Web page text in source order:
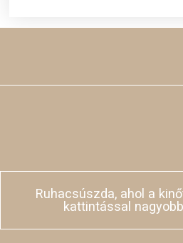
Ruhacsúszda, ahol a
kattintással